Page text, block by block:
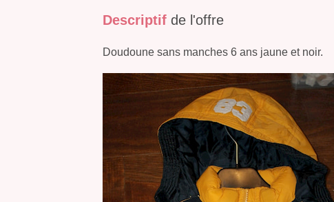
Descriptif de l'offre
Doudoune sans manches 6 ans jaune et noir.